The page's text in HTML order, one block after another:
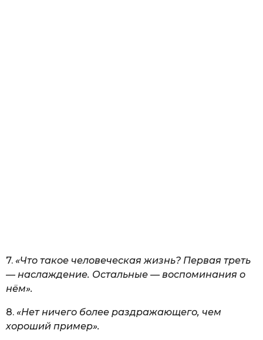
7. «Что такое человеческая жизнь? Первая треть
— наслаждение. Остальные — воспоминания о
нём».
8. «Нет ничего более раздражающего, чем
хороший пример».